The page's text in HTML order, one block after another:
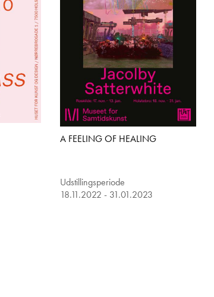
A FEELING OF HEALING
Udstillingsperiode
18.11.2022 - 31.01.2023